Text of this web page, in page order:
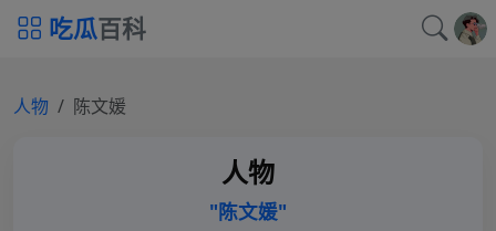
吃瓜百科
人物 陈文媛
人物
"陈文媛"